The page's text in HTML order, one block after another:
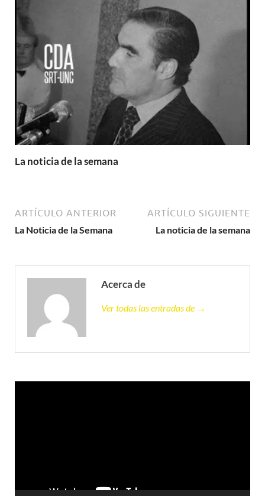
La noticia de la semana
ARTÍCULO ANTERIOR
La Noticia de la Semana
ARTÍCULO SIGUIENTE
La noticia de la semana
Acerca de
Ver todas las entradas de →